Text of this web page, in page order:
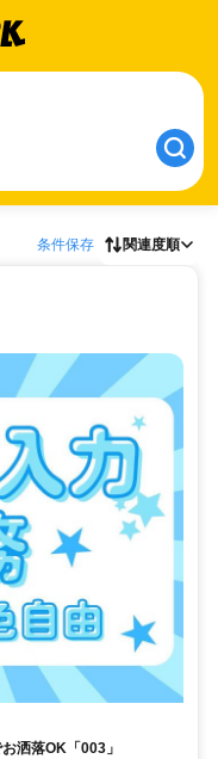
条件保存 関連度順
洒落OK「003」